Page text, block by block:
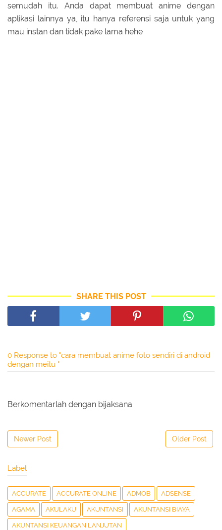
semudah itu. Anda dapat membuat anime dengan
aplikasi lainnya ya, itu hanya referensi saja untuk yang
mau instan dan tidak pake lama hehe
SHARE THIS POST
0 Response to "cara membuat anime foto sendiri di android
dengan meitu "
Berkomentarlah dengan bijaksana
Newer Post Older Post
Label
ACCURATE ACCURATE ONLINE ADMOB ADSENSE
AGAMA AKULAKU AKUNTANSI AKUNTANSI BIAYA
AKUNTANSI KEUANGAN LANJUTAN